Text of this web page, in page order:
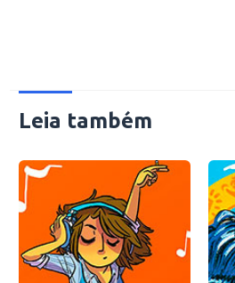
Leia também